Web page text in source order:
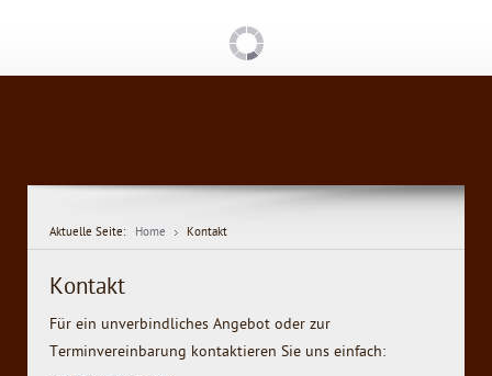
Aktuelle Seite: Home Kontakt
Kontakt
Für ein unverbindliches Angebot oder zur
Terminvereinbarung kontaktieren Sie uns einfach: